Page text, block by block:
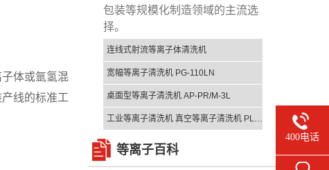
体或氩氢混
线的标准工
包装等规模化制造领域的主流选
择。
连线式射流等离子体清洗机
宽幅等离子清洗机 PG-110LN
桌面型等离子清洗机 AP-PR/M-3L
工业等离子清洗机 真空等离子清洗机 PLS-200L
等离子百科
400电话